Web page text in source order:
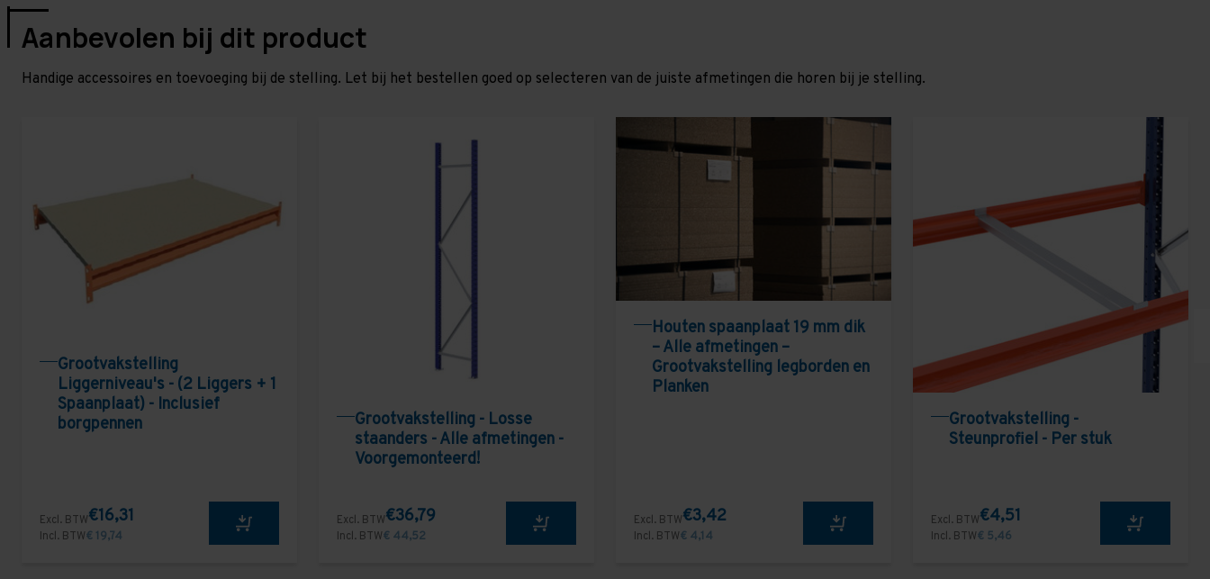
Aanbevolen bij dit product
Handige accessoires en toevoeging bij de stelling. Let bij het bestellen goed op selecteren van de juiste afmetingen die horen bij je stelling.
Grootvakstelling
Liggerniveau's - (2 Liggers + 1
Spaanplaat) - Inclusief
borgpennen
Excl. BTW€16,31
Incl. BTW€ 19,74
Grootvakstelling - Losse
staanders - Alle afmetingen -
Voorgemonteerd!
Excl. BTW€36,79
Incl. BTW€ 44,52
Houten spaanplaat 19 mm dik
– Alle afmetingen –
Grootvakstelling legborden en
Planken
Excl. BTW€3,42
Incl. BTW€ 4,14
Grootvakstelling -
Steunprofiel - Per stuk
Excl. BTW€4,51
Incl. BTW€ 5,46